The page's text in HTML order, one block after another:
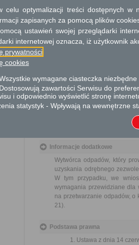
Odwołanie wnosi się do
o odmowie wpisu, za
w Urzędzie lub data jego
od opłat.
ich pracowników, naruszenie
spraw.
Przedmiotem wniosku
usprawnienie pracy i
Organ właściwy dla
Informacje dodatkowe
Wytwórca odpadów, który
uzyskania odrębnego
W tym przypadku, we
wymagania przewidziane
na przetwarzanie odpadów,
21).
Podstawa prawna
Ustawa z dnia 14
celu optymalizacji treści dostępnych w
zapisanych za pomocą plików
ustawień swojej przeglądarki
internetowej oznacza, iż użytkownik
prywatności
cookies
wymagane ciasteczka
zawartości Serwisu do
i odpowiednio wyświetlić stronę
statystyk - Wpływają na wewnętrzne